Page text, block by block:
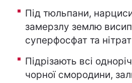
Під тюльпани, нарциси
замерзлу землю
суперфосфат та
Підрізають всі
чорної смородини,